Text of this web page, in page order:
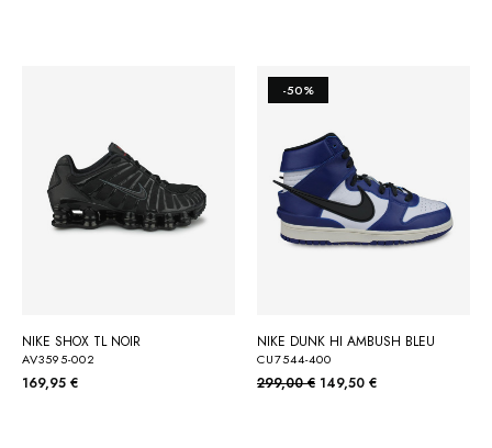
NIKE SHOX TL NOIR
AV3595-002
169,95 €
NIKE DUNK HI AMBUSH BLEU
CU7544-400
299,00 € 149,50 €
-50%